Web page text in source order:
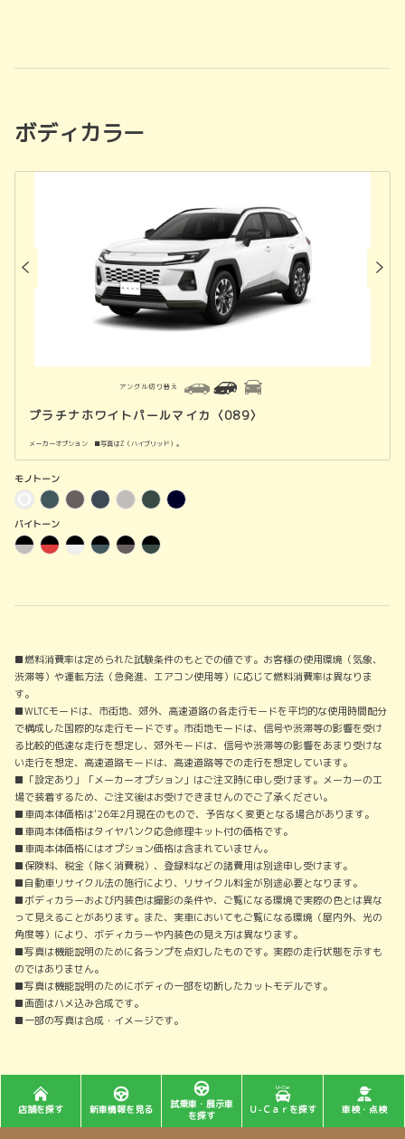
ボディカラー
プラチナホワイトパールマイカ〈089〉
メーカーオプション ■写真はZ（ハイブリッド）。
アングル切り替え
モノトーン
バイトーン
■燃料消費率は定められた試験条件のもとでの値です。お客様の使用環境（気象、
渋滞等）や運転方法（急発進、エアコン使用等）に応じて燃料消費率は異なりま
す。
■WLTCモードは、市街地、郊外、高速道路の各走行モードを平均的な使用時間配分
で構成した国際的な走行モードです。市街地モードは、信号や渋滞等の影響を受け
る比較的低速な走行を想定し、郊外モードは、信号や渋滞等の影響をあまり受けな
い走行を想定、高速道路モードは、高速道路等での走行を想定しています。
■「設定あり」「メーカーオプション」はご注文時に申し受けます。メーカーの工
場で装着するため、ご注文後はお受けできませんのでご了承ください。
■車両本体価格は'26年2月現在のもので、予告なく変更となる場合があります。
■車両本体価格はタイヤパンク応急修理キット付の価格です。
■車両本体価格にはオプション価格は含まれていません。
■保険料、税金（除く消費税）、登録料などの諸費用は別途申し受けます。
■自動車リサイクル法の施行により、リサイクル料金が別途必要となります。
■ボディカラーおよび内装色は撮影の条件や、ご覧になる環境で実際の色とは異な
って見えることがあります。また、実車においてもご覧になる環境（屋内外、光の
角度等）により、ボディカラーや内装色の見え方は異なります。
■写真は機能説明のために各ランプを点灯したものです。実際の走行状態を示すも
のではありません。
■写真は機能説明のためにボディの一部を切断したカットモデルです。
■画面はハメ込み合成です。
■一部の写真は合成・イメージです。
店舗を探す 新車情報を見る
試乗車・展示車
を探す
Ｕ-Ｃａｒを探す 車検・点検